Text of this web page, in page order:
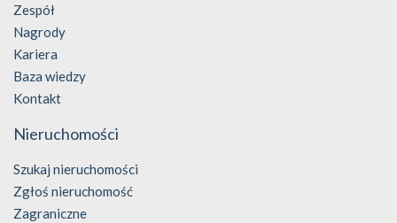
Zespół
Nagrody
Kariera
Baza wiedzy
Kontakt
Nieruchomości
Szukaj nieruchomości
Zgłoś nieruchomość
Zagraniczne